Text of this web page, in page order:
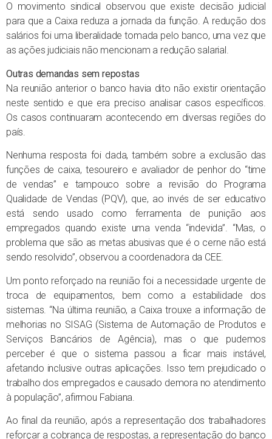
O movimento sindical observou que existe decisão judicial
para que a Caixa reduza a jornada da função. A redução dos
salários foi uma liberalidade tomada pelo banco, uma vez que
as ações judiciais não mencionam a redução salarial.
Outras demandas sem repostas
Na reunião anterior o banco havia dito não existir orientação
neste sentido e que era preciso analisar casos específicos.
Os casos continuaram acontecendo em diversas regiões do
país.
Nenhuma resposta foi dada, também sobre a exclusão das
funções de caixa, tesoureiro e avaliador de penhor do “time
de vendas” e tampouco sobre a revisão do Programa
Qualidade de Vendas (PQV), que, ao invés de ser educativo
está sendo usado como ferramenta de punição aos
empregados quando existe uma venda “indevida”. “Mas, o
problema que são as metas abusivas que é o cerne não está
sendo resolvido”, observou a coordenadora da CEE.
Um ponto reforçado na reunião foi a necessidade urgente de
troca de equipamentos, bem como a estabilidade dos
sistemas. “Na última reunião, a Caixa trouxe a informação de
melhorias no SISAG (Sistema de Automação de Produtos e
Serviços Bancários de Agência), mas o que pudemos
perceber é que o sistema passou a ficar mais instável,
afetando inclusive outras aplicações. Isso tem prejudicado o
trabalho dos empregados e causado demora no atendimento
à população”, afirmou Fabiana.
Ao final da reunião, após a representação dos trabalhadores
reforçar a cobrança de respostas, a representação do banco